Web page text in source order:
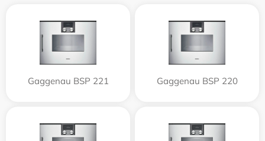
Gaggenau BSP 221 Gaggenau BSP 220